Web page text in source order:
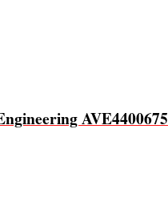
AVE4400675